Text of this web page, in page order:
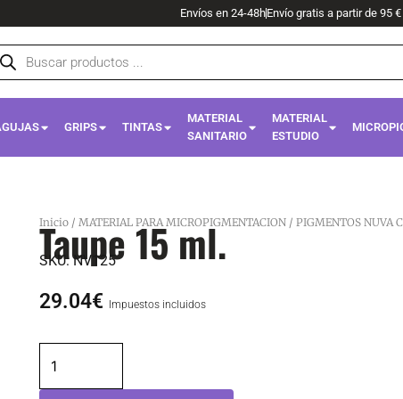
Envíos en 24-48hEnvío gratis a partir de 95
GRIPS TINTAS
MATERIAL
SANITARIO
MATERIAL
ESTUDIO
Inicio/ MATERIAL PARA MICROPIGMENTACION/ PIGMENTOS NUVA
Taupe 15 ml.
SKU:NV125
29.04€ Impuestos incluidos
15